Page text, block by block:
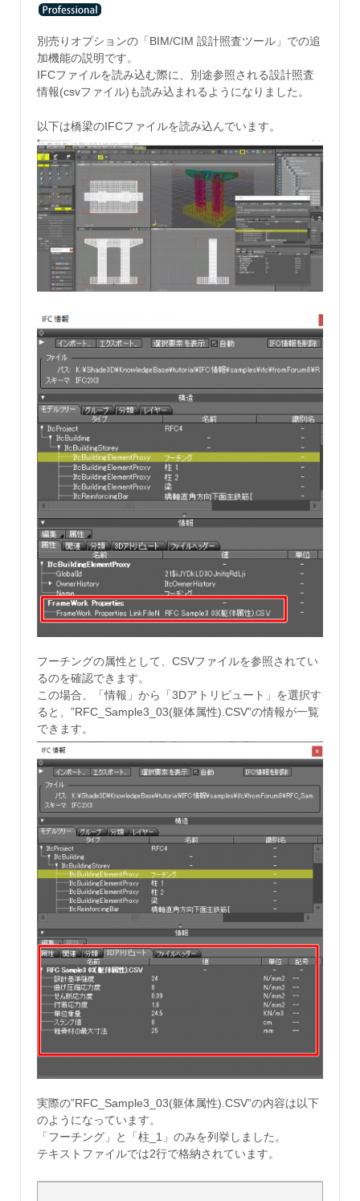
別売りオプションの「BIM/CIM 設計照査ツール」での追
加機能の説明です。
IFCファイルを読み込む際に、別途参照される設計照査
情報(csvファイル)も読み込まれるようになりました。
以下は橋梁のIFCファイルを読み込んでいます。
フーチングの属性として、CSVファイルを参照されてい
るのを確認できます。
この場合、「情報」から「3Dアトリビュート」を選択す
ると、”RFC_Sample3_03(躯体属性).CSV”の情報が一覧
できます。
実際の”RFC_Sample3_03(躯体属性).CSV”の内容は以下
のようになっています。
「フーチング」と「柱_1」のみを列挙しました。
テキストファイルでは2行で格納されています。